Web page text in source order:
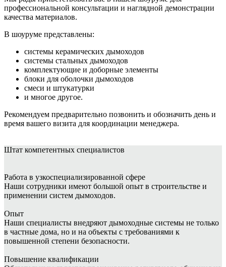
профессиональной консультации и наглядной демонстрации
качества материалов.
В шоуруме представлены:
системы керамических дымоходов
системы стальных дымоходов
комплектующие и доборные элементы
блоки для оболочки дымоходов
смеси и штукатурки
и многое другое.
Рекомендуем предварительно позвонить и обозначить день и
время вашего визита для координации менеджера.
Штат компетентных специалистов
Работа в узкоспециализированной сфере
Наши сотрудники имеют большой опыт в строительстве и
применении систем дымоходов.
Опыт
Наши специалисты внедряют дымоходные системы не только
в частные дома, но и на объекты с требованиями к
повышенной степени безопасности.
Повышение квалификации